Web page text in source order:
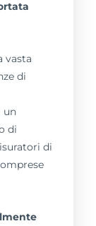
vasta
di
un
di
di